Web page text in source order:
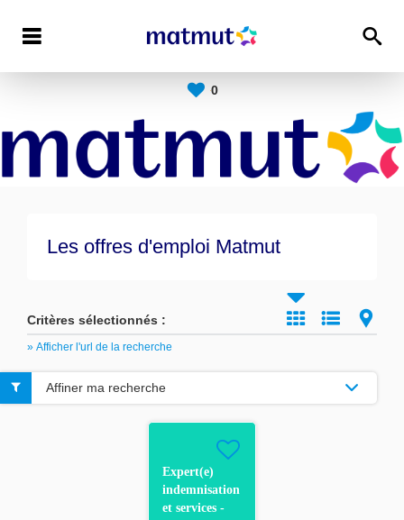
0
Les offres d'emploi Matmut
Critères sélectionnés :
» Afficher l'url de la recherche
Expert(e)
indemnisation
et services -
Affiner ma recherche